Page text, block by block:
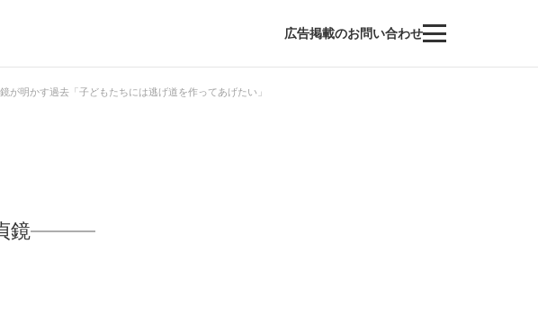
広告掲載のお問い合わせ
が明かす過去「子どもたちには逃げ道を作ってあげたい」
鏡